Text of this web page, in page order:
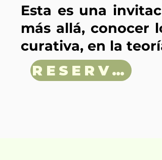
Esta es una
más allá, conocer
curativa, en la
RESERVA TU LUGAR